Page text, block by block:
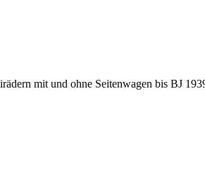
mit und ohne Seitenwagen bis BJ